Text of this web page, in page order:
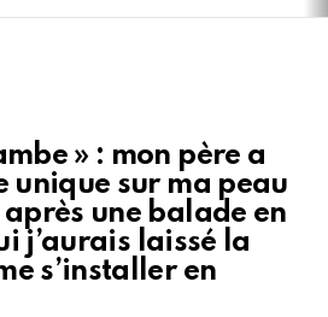
» : mon père a
unique sur ma peau
une balade en
j’aurais laissé la
s’installer en